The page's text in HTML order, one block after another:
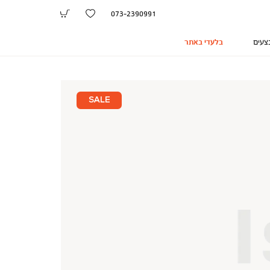
073-2390991
בלעדי באתר
SALE